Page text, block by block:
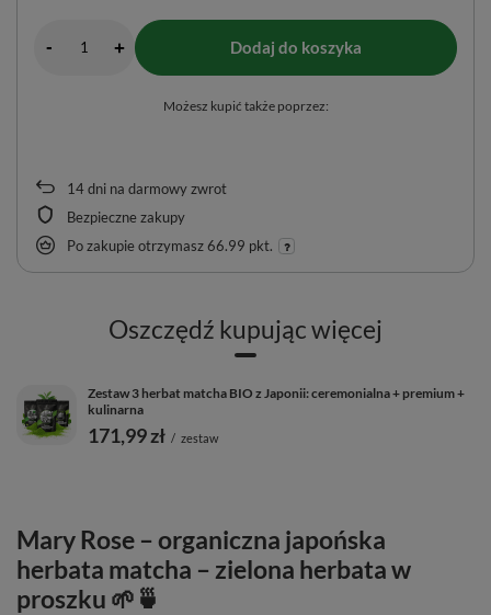
14dni na darmowy zwrot
Bezpieczne zakupy
Po zakupie otrzymasz66.99 pkt.
- + Dodaj do koszyka
Możesz kupić także poprzez:
Oszczędź kupując więcej
Zestaw 3 herbat matcha BIO z Japonii: ceremonialna + premium +
kulinarna
171,99 zł / zestaw
Mary Rose – organiczna japońska
herbata matcha – zielona herbata w
proszku 🌱🍵